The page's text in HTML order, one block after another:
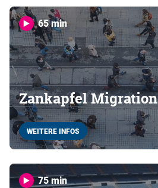
65 min
Zankapfel Migration
WEITERE INFOS
75 min